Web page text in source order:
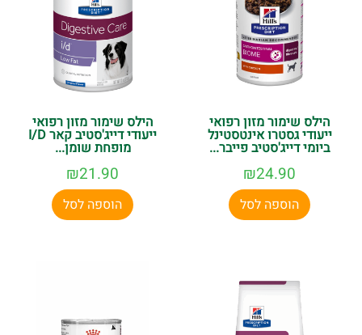
הילס שימור מזון רפואי
ייעודי גסטרו אינטסטינל
ביומי דייג'סטיב פייבר...
₪24.90
הוספה לסל
הילס שימור מזון רפואי
ייעודי דייג'סטיב קאר I/D
מופחת שומן...
₪21.90
הוספה לסל